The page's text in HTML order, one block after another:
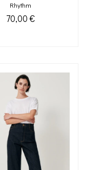
Rhythm
70,00 €